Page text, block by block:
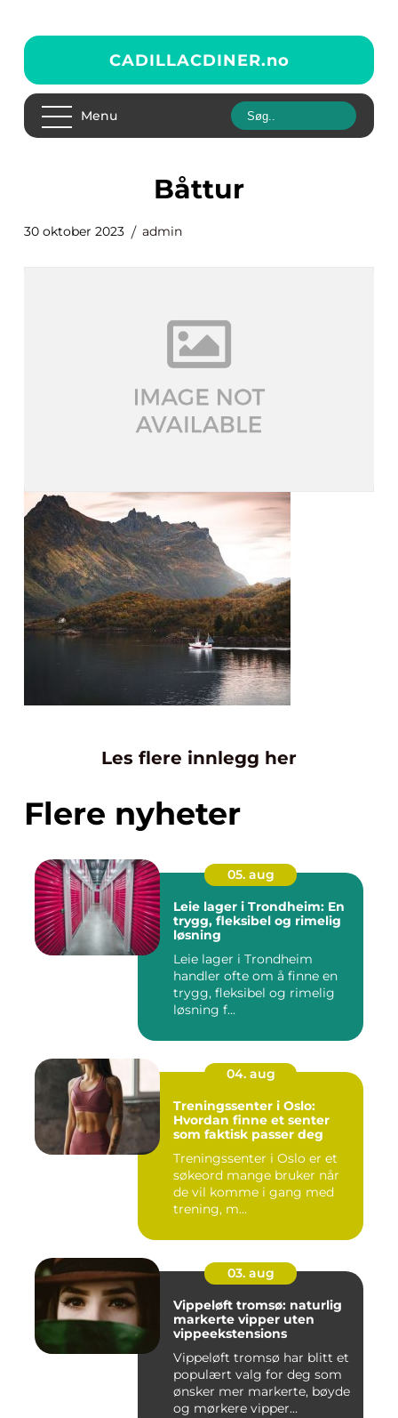
CADILLACDINER.no
Menu
båttur
30 oktober 2023 admin
Les flere innlegg her
Flere nyheter
05. aug
Leie lager i Trondheim: En
trygg, fleksibel og rimelig
løsning
Leie lager i Trondheim
handler ofte om å finne en
trygg, fleksibel og rimelig
løsning f...
04. aug
Treningssenter i Oslo:
Hvordan finne et senter
som faktisk passer deg
Treningssenter i Oslo er et
søkeord mange bruker når
de vil komme i gang med
trening, m...
03. aug
Vippeløft tromsø: naturlig
markerte vipper uten
vippeekstensions
Vippeløft tromsø har blitt et
populært valg for deg som
ønsker mer markerte, bøyde
og mørkere vipper...